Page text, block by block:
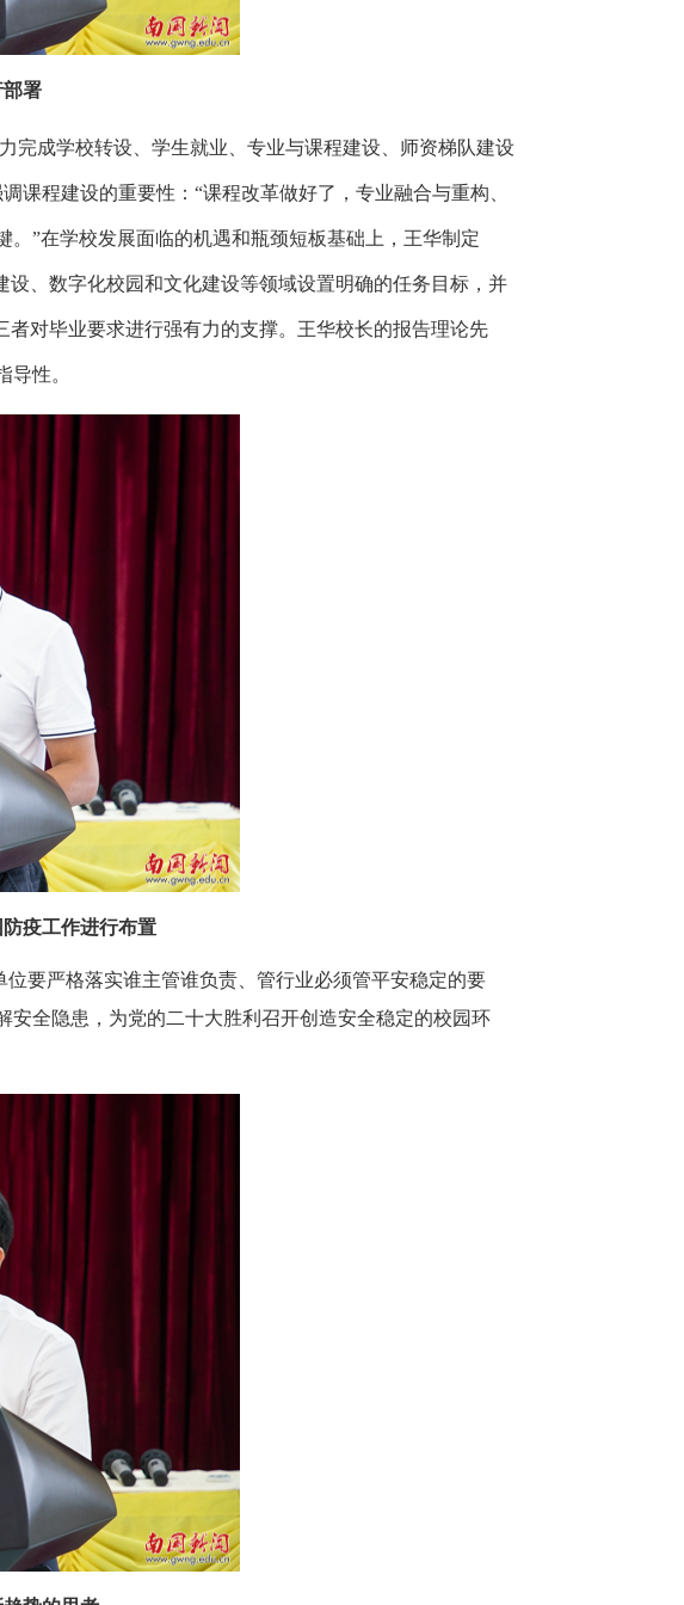
署
完成学校转设、学生就业、专业与课程建设、师资梯队建设
课程建设的重要性：“课程改革做好了，专业融合与重构、
”在学校发展面临的机遇和瓶颈短板基础上，王华制定
、数字化校园和文化建设等领域设置明确的任务目标，并
对毕业要求进行强有力的支撑。王华校长的报告理论先
性。
疫工作进行布置
位要严格落实谁主管谁负责
管行业必须管平安稳定的要
安全隐患 ，为党的二十大胜利召开创造安全稳定的校园环